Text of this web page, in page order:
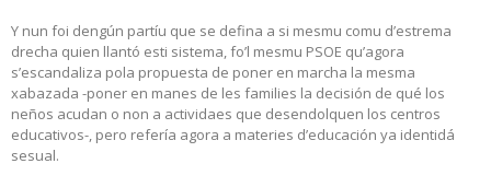
Y nun foi dengún partíu que se defina a si mesmu comu d’estrema
drecha quien llantó esti sistema, fo’l mesmu PSOE qu’agora
s’escandaliza pola propuesta de poner en marcha la mesma
xabazada -poner en manes de les families la decisión de qué los
neños acudan o non a actividaes que desendolquen los centros
educativos-, pero refería agora a materies d’educación ya identidá
sesual.